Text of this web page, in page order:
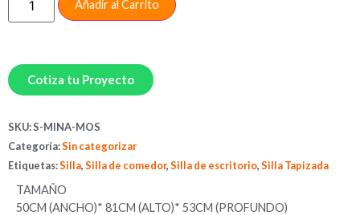
Añadir al Carrito
Cotiza tu Proyecto
SKU:S-MINA-MOS
Categoría:Sin categorizar
Etiquetas:Silla,Silla de comedor,Silla de escritorio,Silla Tapizada
TAMAÑO
50CM (ANCHO)* 81CM (ALTO)* 53CM (PROFUNDO)